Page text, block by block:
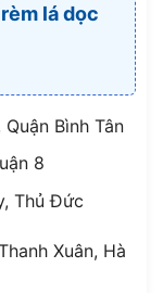
lá dọc
Bình Tân
8
Thủ Đức
Xuân, Hà